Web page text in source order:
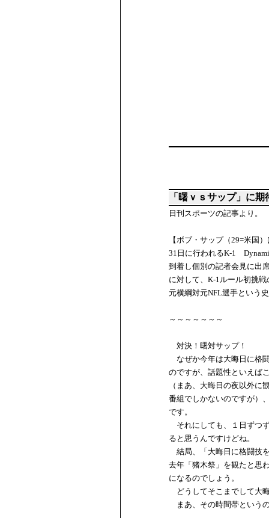
「曙ｖｓサップ」に
日刊スポーツの記事より。
【ボブ・サップ（29=米国
31日に行われるK-1
到着し個別の記者会見に出
に対して、K-1ルール初挑
元横綱対元NFL選手という
～～～～～～～
対決！曙対サップ！
なぜか今年は大晦日に格
のですが、話題性といえば
（まあ、大晦日の夜以外
番組でしかないのですが）
です。
それにしても、１日ずつ
ると思うんですけどね。
結局、「大晦日に格闘技
去年「猪木祭」を観たと思
になるのでしょう。
どうしてそこまでして大
まあ、その時間帯という